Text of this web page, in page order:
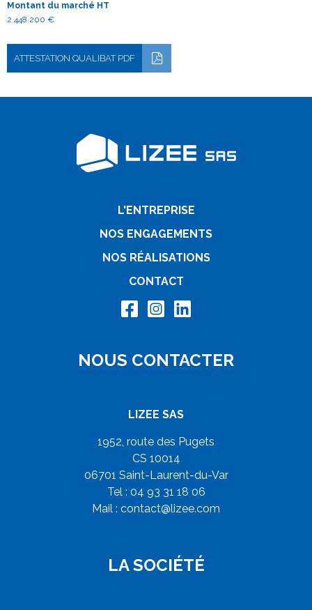
Montant du marché HT
2 448 200 €
ATTESTATION QUALIBAT PDF
L'ENTREPRISE
NOS ENGAGEMENTS
NOS RÉALISATIONS
CONTACT
NOUS CONTACTER
LIZEE SAS
1952, route des Pugets
CS 10014
06701 Saint-Laurent-du-Var
Tel : 04 93 31 18 06
Mail : contact@lizee.com
LA SOCIÉTÉ